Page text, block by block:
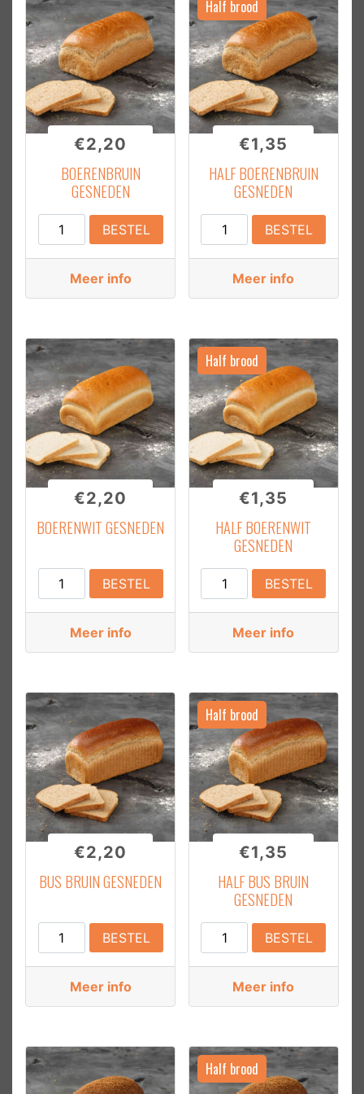
GRATIS VERZENDING VANAF €12,50
Vanaf 12,50 krijgt u uw bestelling gratis thuisbezorgd,
in heel Nederland!
€2,20
BOERENBRUIN
GESNEDEN
Boerenbruin
Gesneden
aantal
BESTEL
Meer info
Half brood
€1,35
HALF BOERENBRUIN
GESNEDEN
Half
Boerenbruin
Gesneden
aantal
BESTEL
Meer info
€2,20
BOERENWIT GESNEDEN
Boerenwit
Gesneden
aantal
BESTEL
Meer info
Half brood
€1,35
HALF BOERENWIT
GESNEDEN
Half
Boerenwit
Gesneden
aantal
BESTEL
Meer info
€2,20
BUS BRUIN GESNEDEN
Bus
Bruin
Gesneden
aantal
BESTEL
Meer info
Half brood
€1,35
HALF BUS BRUIN
GESNEDEN
Half
Bus
Bruin
Gesneden
aantal
BESTEL
Meer info
Half brood